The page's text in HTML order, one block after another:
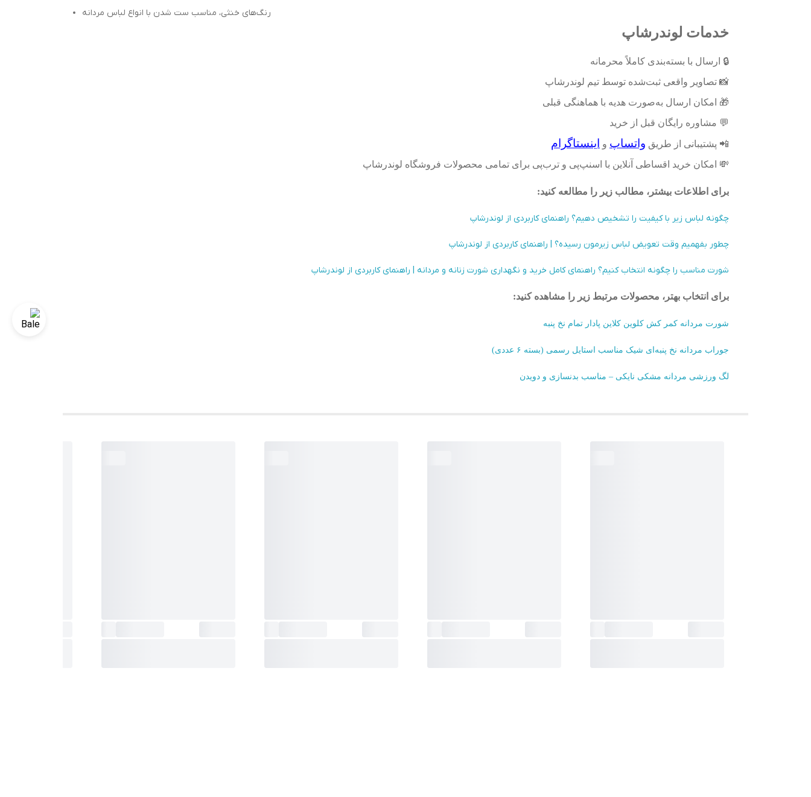
رنگ‌های خنثی، مناسب ست شدن با انواع لباس مردانه
خدمات لوندرشاپ
🔒 ارسال با بسته‌بندی کاملاً محرمانه
📸 تصاویر واقعی ثبت‌شده توسط تیم لوندرشاپ
🎁 امکان ارسال به‌صورت هدیه با هماهنگی قبلی
💬 مشاوره رایگان قبل از خرید
📲 پشتیبانی از طریق واتساپ و اینستاگرام
💸 امکان خرید اقساطی آنلاین با اسنپ‌پی و ترب‌پی برای تمامی محصولات فروشگاه لوندرشاپ
برای اطلاعات بیشتر، مطالب زیر را مطالعه کنید:
چگونه لباس زیر با کیفیت را تشخیص دهیم؟ راهنمای کاربردی از لوندرشاپ
چطور بفهمیم وقت تعویض لباس زیرمون رسیده؟ | راهنمای کاربردی از لوندرشاپ
شورت مناسب را چگونه انتخاب کنیم؟ راهنمای کامل خرید و نگهداری شورت زنانه و مردانه | راهنمای کاربردی از لوندرشاپ
برای انتخاب بهتر، محصولات مرتبط زیر را مشاهده کنید:
شورت مردانه کمر کش کلوین کلاین پادار تمام نخ پنبه
جوراب مردانه نخ پنبه‌ای شیک مناسب استایل رسمی (بسته ۶ عددی)
لگ ورزشی مردانه مشکی نایکی – مناسب بدنسازی و دویدن